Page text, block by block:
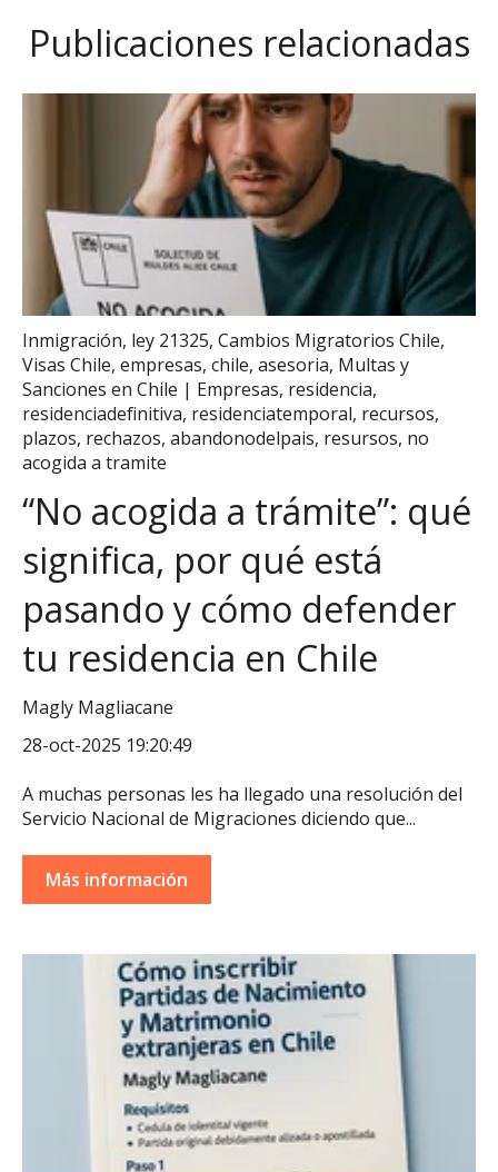
Publicaciones relacionadas
Inmigración, ley 21325, Cambios Migratorios Chile,
Visas Chile, empresas, chile, asesoria, Multas y
Sanciones en Chile | Empresas, residencia,
residenciadefinitiva, residenciatemporal, recursos,
plazos, rechazos, abandonodelpais, resursos, no
acogida a tramite
“No acogida a trámite”: qué
significa, por qué está
pasando y cómo defender
tu residencia en Chile
Magly Magliacane
28-oct-2025 19:20:49
A muchas personas les ha llegado una resolución del
Servicio Nacional de Migraciones diciendo que...
Más información